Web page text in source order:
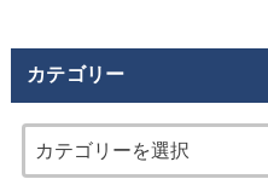
カテゴリー